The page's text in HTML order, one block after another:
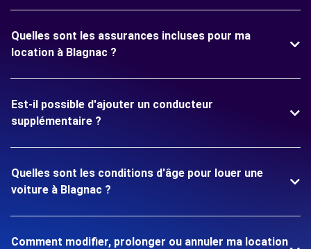
Quelles sont les assurances incluses pour ma
location à Blagnac ?
Est-il possible d'ajouter un conducteur
supplémentaire ?
Quelles sont les conditions d'âge pour louer une
voiture à Blagnac ?
Comment modifier, prolonger ou annuler ma location